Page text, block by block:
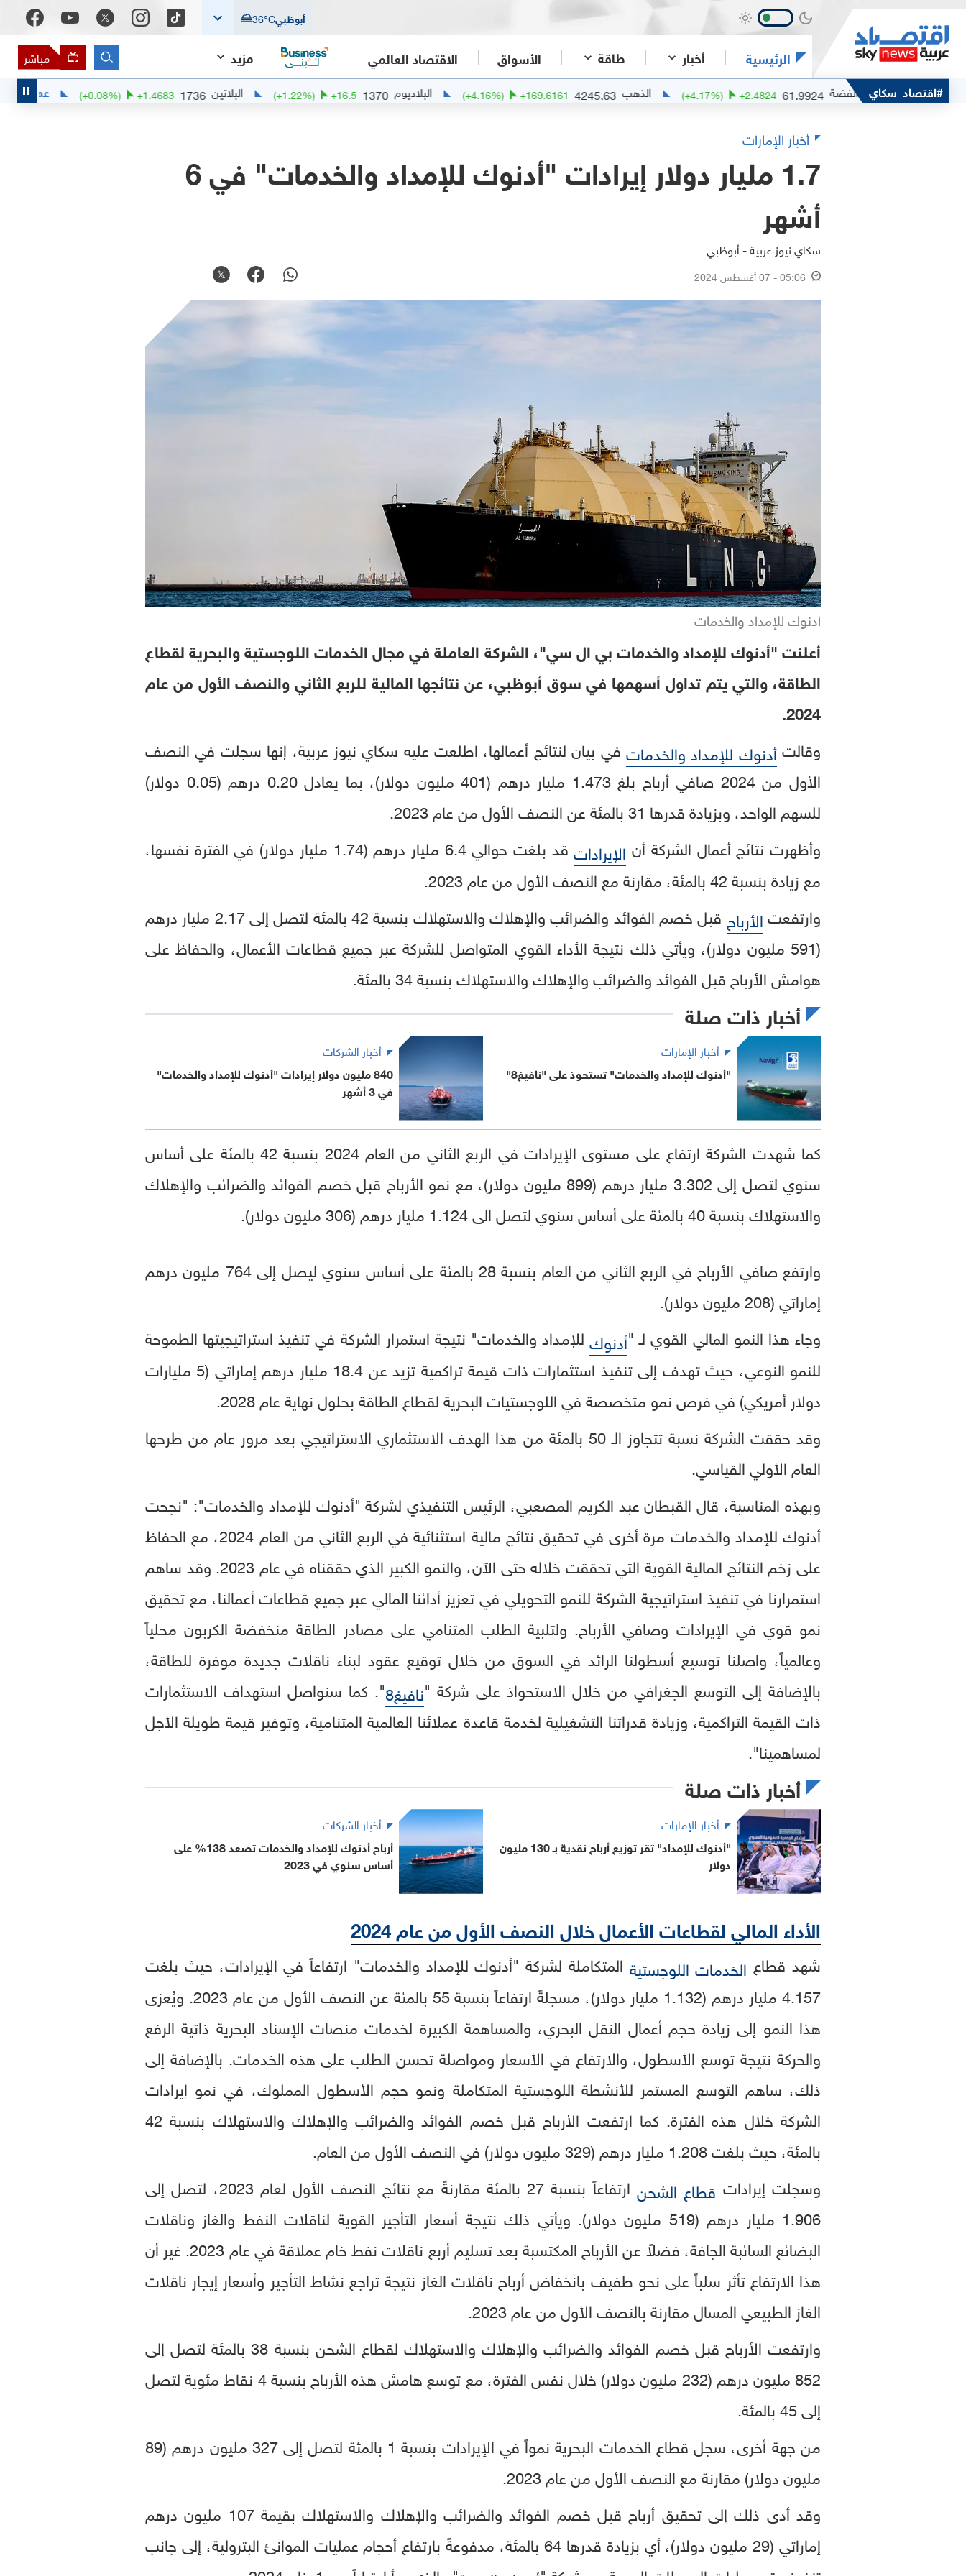
أبوظبي 36°C
الرئيسية أخبار طاقة الأسواق الاقتصاد العالمي مزيد مباشر
#اقتصاد_سكاي
الفضة 61.9924
+2.4824
(+4.17%) الذهب 4245.63
+169.6161
(+4.16%) البلاديوم 1370
+ 16.5
(+1.22 %) البلاتين 1736
+1.4683
(+0.08%) عملات الدولار
أخبار الإمارات
1.7 مليار دولار إيرادات "أدنوك للإمداد والخدمات" في 6
أشهر
سكاي نيوز عربية - أبوظبي
05:06 - 07 أغسطس 2024
أدنوك للإمداد والخدمات
أعلنت "أدنوك للإمداد والخدمات بي ال سي"، الشركة العاملة في مجال الخدمات اللوجستية والبحرية لقطاع
الطاقة، والتي يتم تداول أسهمها في سوق أبوظبي، عن نتائجها المالية للربع الثاني والنصف الأول من عام
2024.
وقالتأدنوك للإمداد والخدمات في بيان لنتائج أعمالها، اطلعت عليه سكاي نيوز عربية، إنها سجلت في النصف
الأول من 2024 صافي أرباح بلغ 1.473 مليار درهم (401 مليون دولار)، بما يعادل 0.20 درهم (0.05 دولار)
للسهم الواحد، وبزيادة قدرها 31 بالمئة عن النصف الأول من عام 2023.
وأظهرت نتائج أعمال الشركة أن الإيرادات
قد بلغت حوالي 6.4 مليار درهم (1.74 مليار دولار) في الفترة نفسها،
مع زيادة بنسبة 42 بالمئة، مقارنة مع النصف الأول من عام 2023.
وارتفعتالأرباح
قبل خصم الفوائد والضرائب والإهلاك والاستهلاك بنسبة 42 بالمئة لتصل إلى 2.17 مليار درهم
(591 مليون دولار)، ويأتي ذلك نتيجة الأداء القوي المتواصل للشركة عبر جميع قطاعات الأعمال، والحفاظ على
هوامش الأرباح قبل الفوائد والضرائب والإهلاك والاستهلاك بنسبة 34 بالمئة.
أخبار ذات صلة
أخبار الإمارات
"أدنوك للإمداد والخدمات" تستحوذ على "نافيغ8"
أخبار الشركات
840 مليون دولار إيرادات "أدنوك للإمداد والخدمات"
في 3 أشهر
كما شهدت الشركة ارتفاع على مستوى الإيرادات في الربع الثاني من العام 2024 بنسبة 42 بالمئة على أساس
سنوي لتصل إلى 3.302 مليار درهم (899 مليون دولار)، مع نمو الأرباح قبل خصم الفوائد والضرائب والإهلاك
والاستهلاك بنسبة 40 بالمئة على أساس سنوي لتصل الى 1.124 مليار درهم (306 مليون دولار).
وارتفع صافي الأرباح في الربع الثاني من العام بنسبة 28 بالمئة على أساس سنوي ليصل إلى 764 مليون درهم
إماراتي (208 مليون دولار).
وجاء هذا النمو المالي القوي لـ "أدنوك للإمداد والخدمات" نتيجة استمرار الشركة في تنفيذ استراتيجيتها الطموحة
للنمو النوعي، حيث تهدف إلى تنفيذ استثمارات ذات قيمة تراكمية تزيد عن 18.4 مليار درهم إماراتي (5 مليارات
دولار أمريكي) في فرص نمو متخصصة في اللوجستيات البحرية لقطاع الطاقة بحلول نهاية عام 2028.
وقد حققت الشركة نسبة تتجاوز الـ 50 بالمئة من هذا الهدف الاستثماري الاستراتيجي بعد مرور عام من طرحها
العام الأولي القياسي.
وبهذه المناسبة، قال القبطان عبد الكريم المصعبي، الرئيس التنفيذي لشركة "أدنوك للإمداد والخدمات": "نجحت
أدنوك للإمداد والخدمات مرة أخرى في تحقيق نتائج مالية استثنائية في الربع الثاني من العام 2024، مع الحفاظ
على زخم النتائج المالية القوية التي تحققت خلاله حتى الآن، والنمو الكبير الذي حققناه في عام 2023. وقد ساهم
استمرارنا في تنفيذ استراتيجية الشركة للنمو التحويلي في تعزيز أدائنا المالي عبر جميع قطاعات أعمالنا، مع تحقيق
نمو قوي في الإيرادات وصافي الأرباح. ولتلبية الطلب المتنامي على مصادر الطاقة منخفضة الكربون محلياً
وعالمياً، واصلنا توسيع أسطولنا الرائد في السوق من خلال توقيع عقود لبناء ناقلات جديدة موفرة للطاقة،
بالإضافة إلى التوسع الجغرافي من خلال الاستحواذ على شركة "نافيغ8 ". كما سنواصل استهداف الاستثمارات
ذات القيمة التراكمية، وزيادة قدراتنا التشغيلية لخدمة قاعدة عملائنا العالمية المتنامية، وتوفير قيمة طويلة الأجل
لمساهمينا".
أخبار ذات صلة
أخبار الإمارات
"أدنوك للإمداد" تقر توزيع أرباح نقدية بـ 130 مليون
دولار
أخبار الشركات
أرباح أدنوك للإمداد والخدمات تصعد 138% على
أساس سنوي في 2023
الأداء المالي لقطاعات الأعمال خلال النصف الأول من عام 2024
شهد قطاع الخدمات اللوجستية المتكاملة لشركة "أدنوك للإمداد والخدمات" ارتفاعاً في الإيرادات، حيث بلغت
4.157 مليار درهم (1.132 مليار دولار)، مسجلةً ارتفاعاً بنسبة 55 بالمئة عن النصف الأول من عام 2023. ويُعزى
هذا النمو إلى زيادة حجم أعمال النقل البحري، والمساهمة الكبيرة لخدمات منصات الإسناد البحرية ذاتية الرفع
والحركة نتيجة توسع الأسطول، والارتفاع في الأسعار ومواصلة تحسن الطلب على هذه الخدمات. بالإضافة إلى
ذلك، ساهم التوسع المستمر للأنشطة اللوجستية المتكاملة ونمو حجم الأسطول المملوك، في نمو إيرادات
الشركة خلال هذه الفترة. كما ارتفعت الأرباح قبل خصم الفوائد والضرائب والإهلاك والاستهلاك بنسبة 42
بالمئة، حيث بلغت 1.208 مليار درهم (329 مليون دولار) في النصف الأول من العام.
وسجلت إيرادات قطاع الشحن
ارتفاعاً بنسبة 27 بالمئة مقارنةً مع نتائج النصف الأول لعام 2023، لتصل إلى
1.906 مليار درهم (519 مليون دولار). ويأتي ذلك نتيجة أسعار التأجير القوية لناقلات النفط والغاز وناقلات
البضائع السائبة الجافة، فضلاً عن الأرباح المكتسبة بعد تسليم أربع ناقلات نفط خام عملاقة في عام 2023. غير أن
هذا الارتفاع تأثر سلباً على نحو طفيف بانخفاض أرباح ناقلات الغاز نتيجة تراجع نشاط التأجير وأسعار إيجار ناقلات
الغاز الطبيعي المسال مقارنة بالنصف الأول من عام 2023.
وارتفعت الأرباح قبل خصم الفوائد والضرائب والإهلاك والاستهلاك لقطاع الشحن بنسبة 38 بالمئة لتصل إلى
852 مليون درهم (232 مليون دولار) خلال نفس الفترة، مع توسع هامش هذه الأرباح بنسبة 4 نقاط مئوية لتصل
إلى 45 بالمئة.
من جهة أخرى، سجل قطاع الخدمات البحرية نمواً في الإيرادات بنسبة 1 بالمئة لتصل إلى 327 مليون درهم (89
مليون دولار) مقارنة مع النصف الأول من عام 2023.
وقد أدى ذلك إلى تحقيق أرباح قبل خصم الفوائد والضرائب والإهلاك والاستهلاك بقيمة 107 مليون درهم
إماراتي (29 مليون دولار)، أي بزيادة قدرها 64 بالمئة، مدفوعةً بارتفاع أحجام عمليات الموانئ البترولية، إلى جانب